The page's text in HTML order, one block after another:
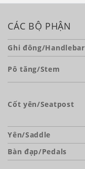
CÁC BỘ PHẬN
Ghi đông/Handlebar
Pô tăng/Stem
Cốt yên/Seatpost
Yên/Saddle
Bàn đạp/Pedals